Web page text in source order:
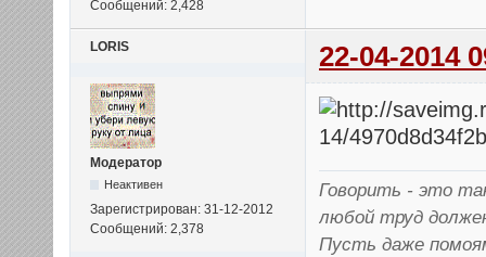
Сообщений: 2,428
LORIS 22-04-2014
Модератор
Неактивен
Зарегистрирован: 31-12-2012
Сообщений: 2,378
Говорить - это
любой труд
Пусть даже